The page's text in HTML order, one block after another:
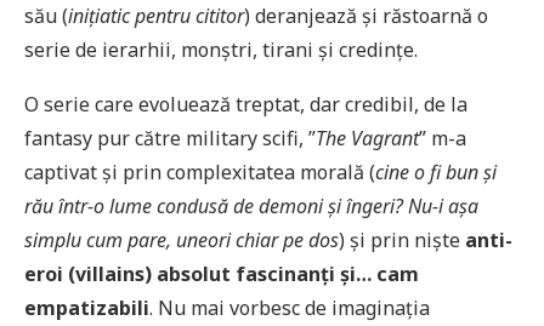
său (inițiatic pentru cititor) deranjează și răstoarnă o
serie de ierarhii, monștri, tirani și credințe.
O serie care evoluează treptat, dar credibil, de la
fantasy pur către military scifi, ”The Vagrant” m-a
captivat și prin complexitatea morală (cine o fi bun și
rău într-o lume condusă de demoni și îngeri? Nu-i așa
simplu cum pare, uneori chiar pe dos) și prin niște anti-
eroi (villains) absolut fascinanți și… cam
empatizabili. Nu mai vorbesc de imaginația